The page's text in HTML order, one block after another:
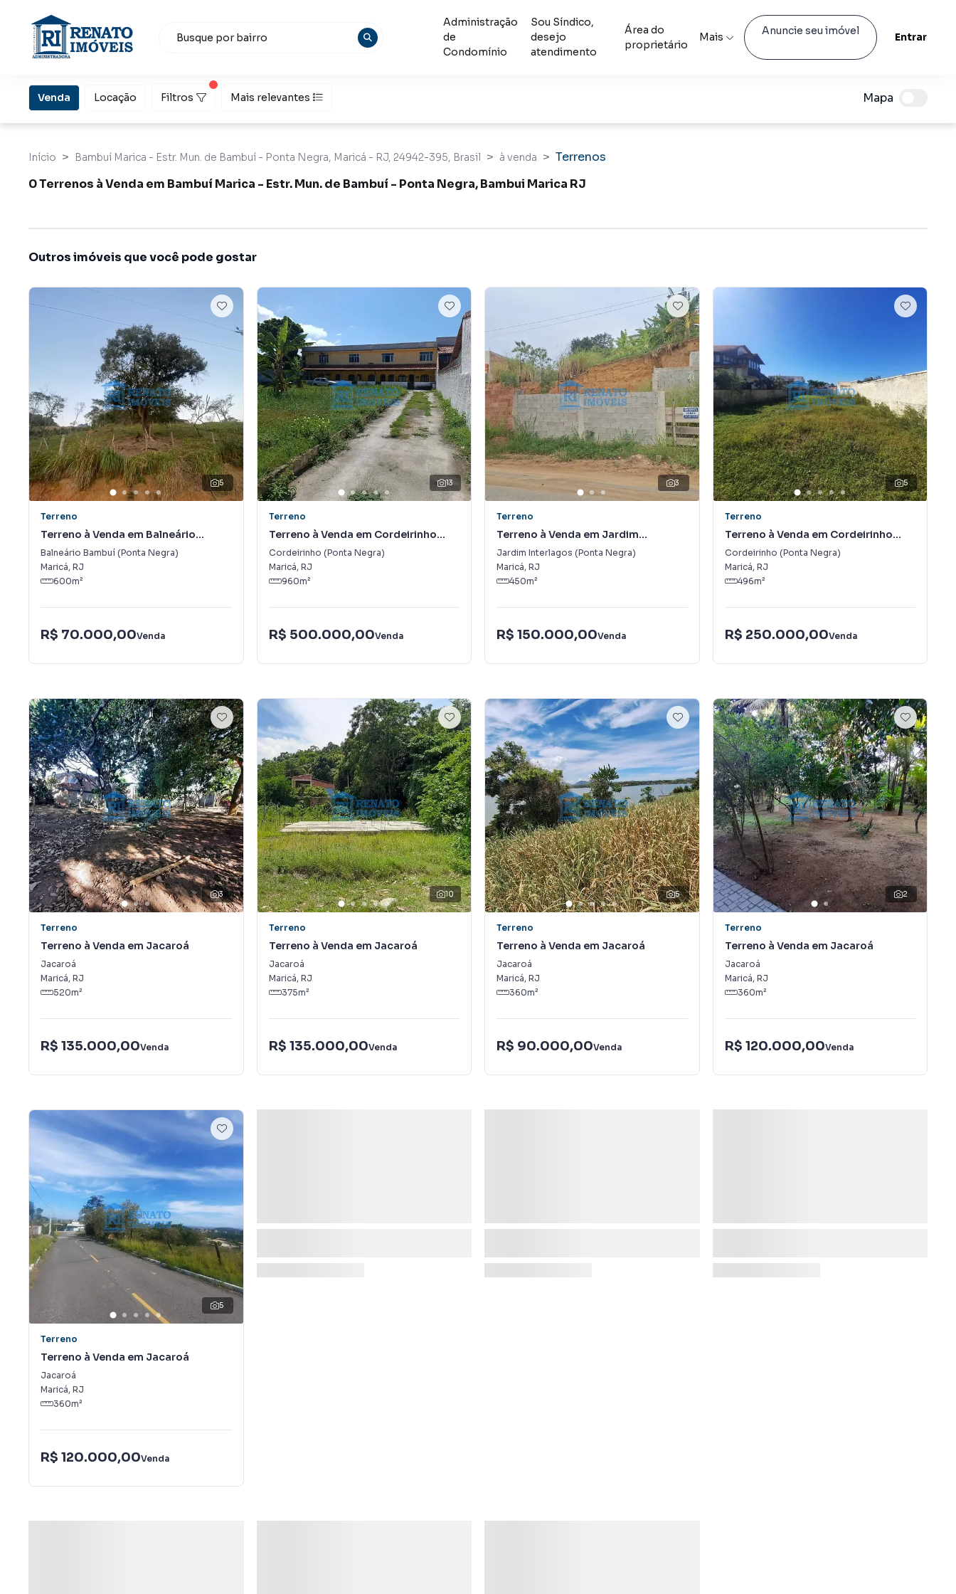
Administração
de
Condomínio
Sou Síndico,
desejo
atendimento
Área do
proprietário
Mais Anuncie seu imóvel Entrar
Venda Locação Filtros Mais relevantes Mapa
Início Bambuí Marica - Estr. Mun. de Bambuí - Ponta Negra, Maricá - RJ, 24942-395, Brasil à venda
Terrenos
0 Terrenos à Venda em Bambuí Marica - Estr. Mun. de Bambuí - Ponta Negra, Bambui Marica RJ
Outros imóveis que você pode gostar
5
Terreno
Terreno à Venda em Balneário
Bambuí (Ponta Negra)
Balneário Bambuí (Ponta Negra)
Maricá, RJ
600m²
R$ 70.000,00Venda
13
Terreno
Terreno à Venda em Cordeirinho
(Ponta Negra)
Cordeirinho (Ponta Negra)
Maricá, RJ
960m²
R$ 500.000,00Venda
3
Terreno
Terreno à Venda em Jardim
Interlagos (Ponta Negra)
Jardim Interlagos (Ponta Negra)
Maricá, RJ
450m²
R$ 150.000,00Venda
5
Terreno
Terreno à Venda em Cordeirinho
(Ponta Negra)
Cordeirinho (Ponta Negra)
Maricá, RJ
496m²
R$ 250.000,00Venda
3
Terreno
Terreno à Venda em Jacaroá
Jacaroá
Maricá, RJ
520m²
R$ 135.000,00Venda
10
Terreno
Terreno à Venda em Jacaroá
Jacaroá
Maricá, RJ
375m²
R$ 135.000,00Venda
5
Terreno
Terreno à Venda em Jacaroá
Jacaroá
Maricá, RJ
360m²
R$ 90.000,00Venda
2
Terreno
Terreno à Venda em Jacaroá
Jacaroá
Maricá, RJ
360m²
R$ 120.000,00Venda
5
Terreno
Terreno à Venda em Jacaroá
Jacaroá
Maricá, RJ
360m²
R$ 120.000,00Venda